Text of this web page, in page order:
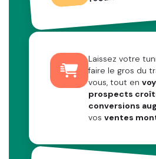
Laissez votre
faire le gros du
vous, tout en
prospects
conversions
vosventes